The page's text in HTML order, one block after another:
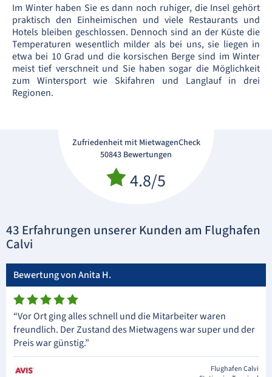
Im Winter haben Sie es dann noch ruhiger, die Insel gehört
praktisch den Einheimischen und viele Restaurants und
Hotels bleiben geschlossen. Dennoch sind an der Küste die
Temperaturen wesentlich milder als bei uns, sie liegen in
etwa bei 10 Grad und die korsischen Berge sind im Winter
meist tief verschneit und Sie haben sogar die Möglichkeit
zum Wintersport wie Skifahren und Langlauf in drei
Regionen.
Zufriedenheit mit MietwagenCheck
50843 Bewertungen
4.8/5
43 Erfahrungen unserer Kunden am Flughafen
Calvi
Bewertung von Anita H.
“Vor Ort ging alles schnell und die Mitarbeiter waren
freundlich. Der Zustand des Mietwagens war super und der
Preis war günstig.”
Flughafen Calvi